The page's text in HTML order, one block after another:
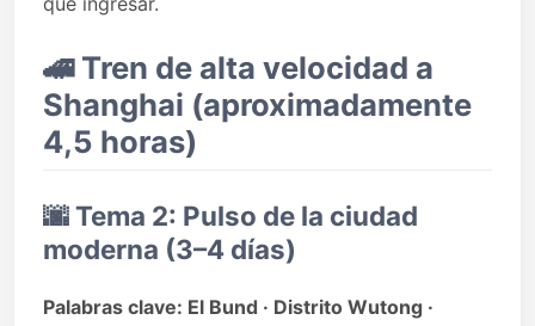
🚄Tren de alta velocidad a
Shanghai (aproximadamente
4,5 horas)
🌆Tema 2: Pulso de la ciudad
moderna (3–4 días)
Palabras clave: El Bund · Distrito Wutong ·